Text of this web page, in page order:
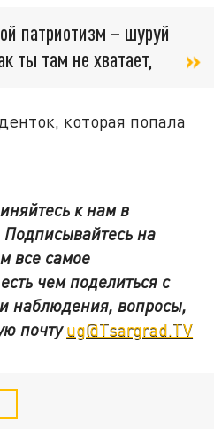
патриотизм – шуруй
ты там не хватает,
которая попала
к нам в
Подписывайтесь на
все самое
чем поделиться с
наблюдения, вопросы,
почтуug@Tsargrad.TV